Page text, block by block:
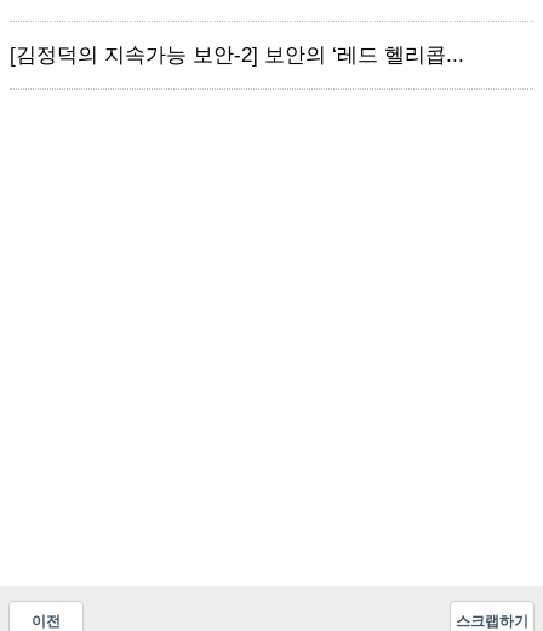
[김정덕의 지속가능 보안-2] 보안의 ‘레드 헬리콥...
이전 스크랩하기